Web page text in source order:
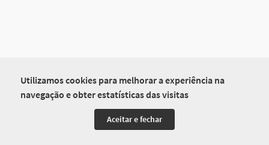
Utilizamos cookies para melhorar a experiência na
navegação e obter estatísticas das visitas
Aceitar e fechar